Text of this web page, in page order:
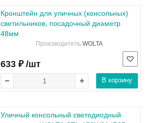
Кронштейн для уличных (консольных)
светильников, посадочный диаметр
48мм
Производитель WOLTA
633 ₽ /шт
В корзину
Уличный консольный светодиодный